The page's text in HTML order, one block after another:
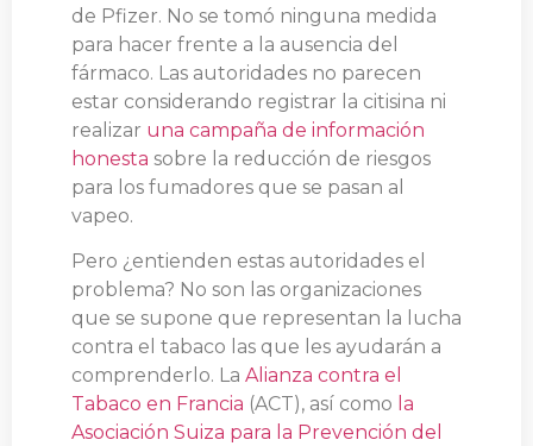
de Pfizer. No se tomó ninguna medida
para hacer frente a la ausencia del
fármaco. Las autoridades no parecen
estar considerando registrar la citisina ni
realizar una campaña de información
honesta sobre la reducción de riesgos
para los fumadores que se pasan al
vapeo.
Pero ¿entienden estas autoridades el
problema? No son las organizaciones
que se supone que representan la lucha
contra el tabaco las que les ayudarán a
comprenderlo. La Alianza contra el
Tabaco en Francia (ACT), así como la
Asociación Suiza para la Prevención del